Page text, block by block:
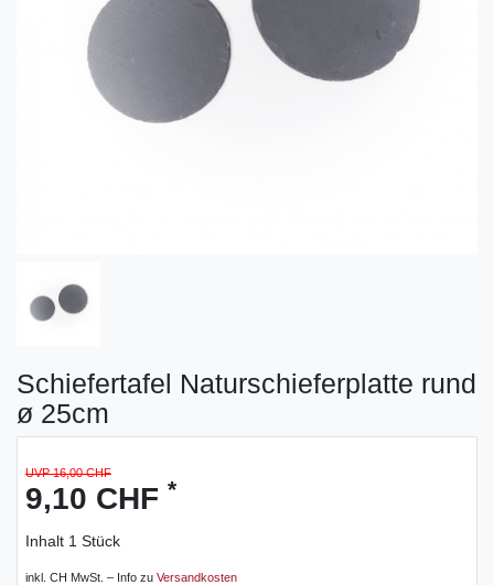
Schiefertafel Naturschieferplatte rund
ø 25cm
UVP 16,00 CHF
9,10 CHF *
Inhalt 1 Stück
inkl. CH MwSt. – Info zu Versandkosten